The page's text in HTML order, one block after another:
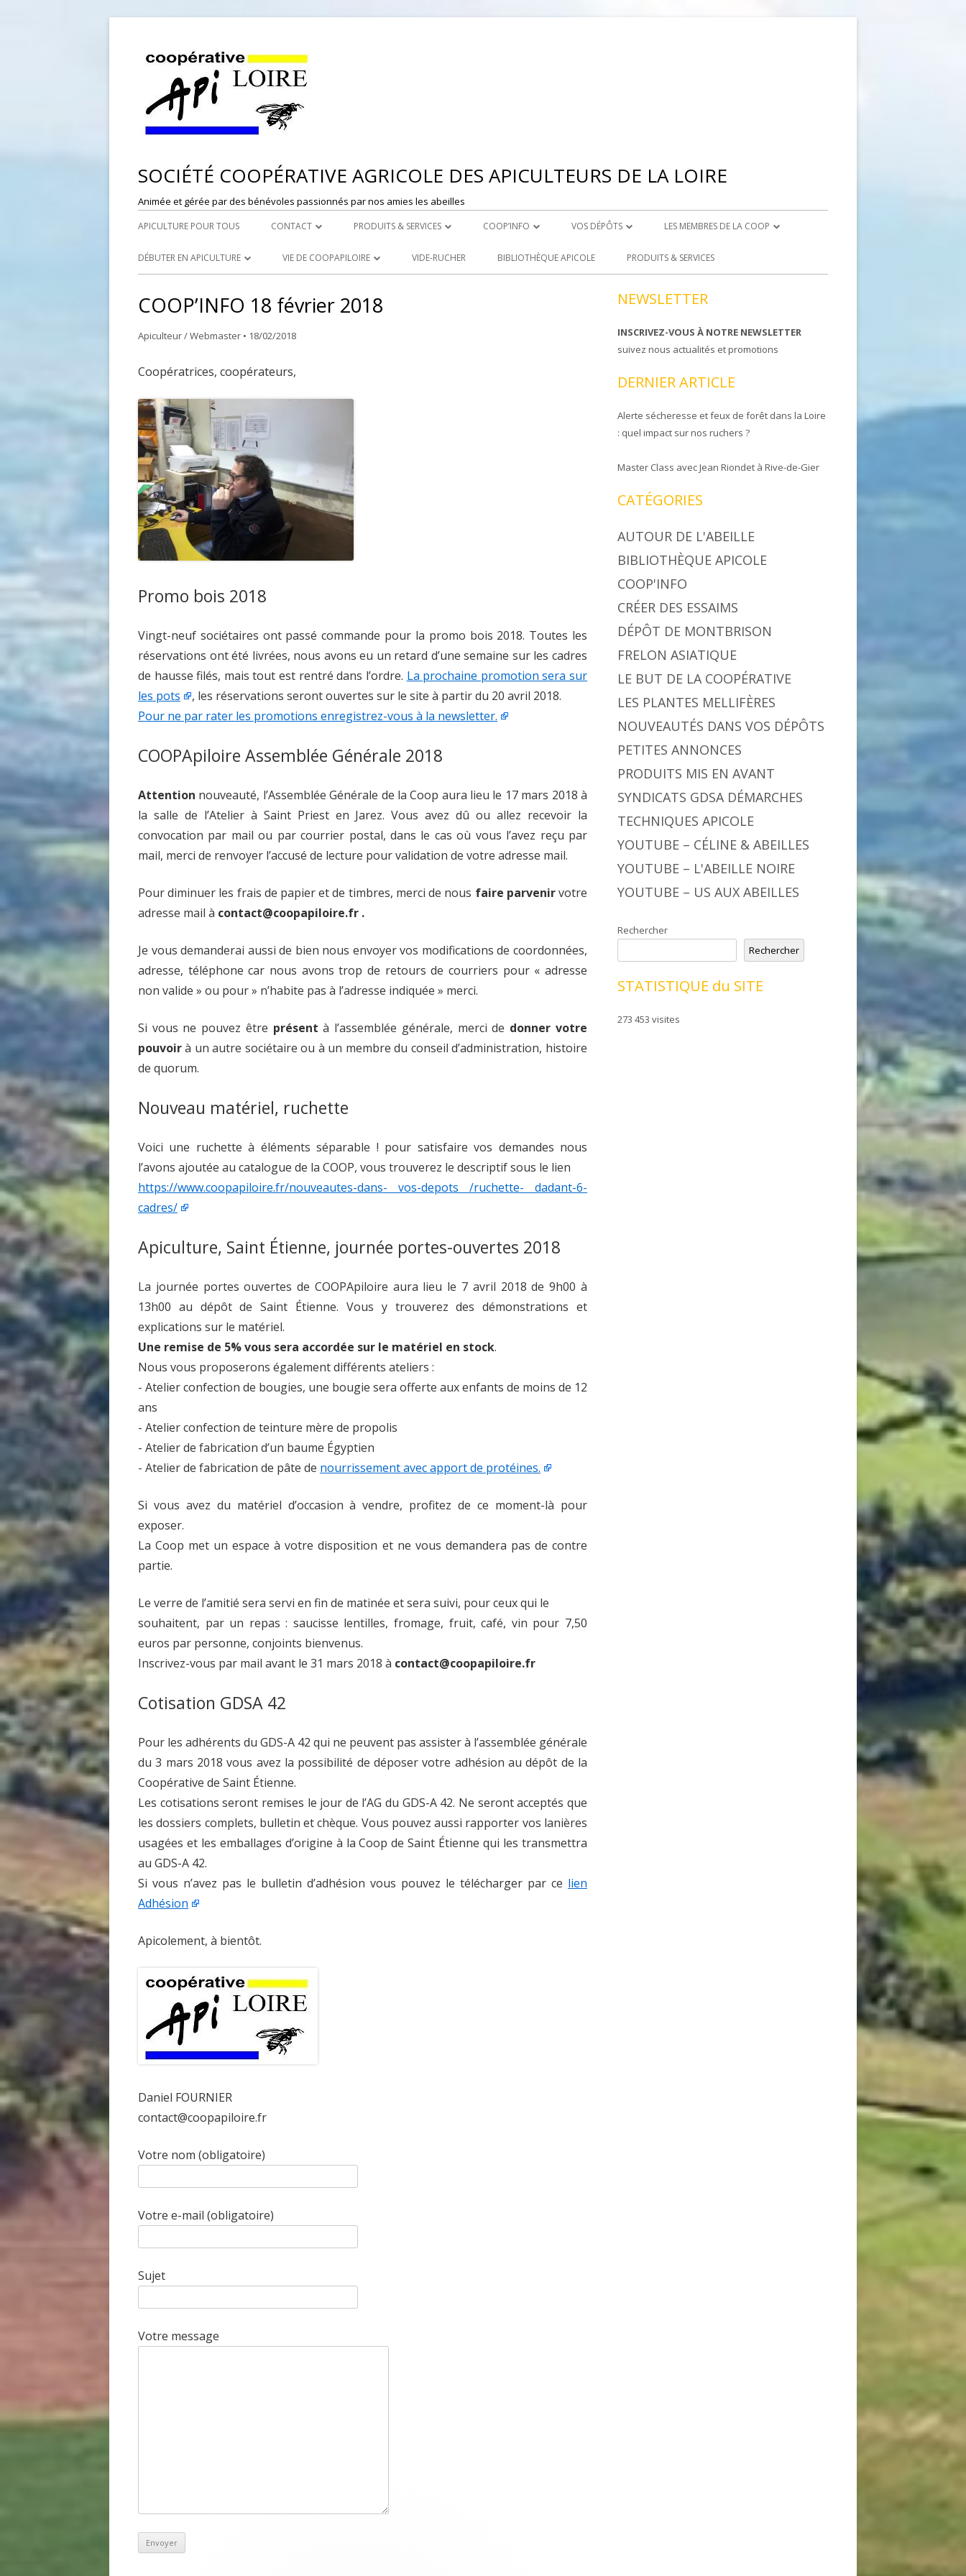
SOCIÉTÉ COOPÉRATIVE AGRICOLE DES APICULTEURS DE LA LOIRE
Animée et gérée par des bénévoles passionnés par nos amies les abeilles
APICULTURE POUR TOUS CONTACT
DÉPÔT DE MONTBRISON
PRODUITS & SERVICES
ROYAL CARE
COOP’INFO
DÉPOSER UNE ANNONCE
VOS DÉPÔTS
DEPOT DE ST ETIENNE
LES MEMBRES DE LA COOP
DEVENIR ADHÉRENT
DÉBUTER EN APICULTURE
MATÉRIEL POUR UNE PREMIÈRE
RUCHER ÉCOLE
ACHAT VENTE ABEILLES
VIE DE COOPAPILOIRE
ASSEMBLÉES GÉNÉRALES
VIDE-RUCHER BIBLIOTHÈQUE APICOLE PRODUITS & SERVICES
COOP’INFO 18 février 2018
Apiculteur / Webmaster • 18/02/2018
Coopératrices, coopérateurs,
Promo bois 2018
Vingt-neuf sociétaires ont passé commande pour la promo bois 2018. Toutes les
réservations ont été livrées, nous avons eu un retard d’une semaine sur les cadres
de hausse filés, mais tout est rentré dans l’ordre. La prochaine promotion sera sur
les pots
, les réservations seront ouvertes sur le site à partir du 20 avril 2018.
Pour ne par rater les promotions enregistrez-vous à la newsletter.
COOPApiloire Assemblée Générale 2018
Attention nouveauté, l’Assemblée Générale de la Coop aura lieu le 17 mars 2018 à
la salle de l’Atelier à Saint Priest en Jarez. Vous avez dû ou allez recevoir la
convocation par mail ou par courrier postal, dans le cas où vous l’avez reçu par
mail, merci de renvoyer l’accusé de lecture pour validation de votre adresse mail.
Pour diminuer les frais de papier et de timbres, merci de nous faire parvenirvotre
adresse mail à contact@coopapiloire.fr .
Je vous demanderai aussi de bien nous envoyer vos modifications de coordonnées,
adresse, téléphone car nous avons trop de retours de courriers pour « adresse
non valide » ou pour » n’habite pas à l’adresse indiquée » merci.
Si vous ne pouvez être présent à l’assemblée générale, merci de donner votre
pouvoirà un autre sociétaire ou à un membre du conseil d’administration, histoire
de quorum.
Nouveau matériel, ruchette
Voici une ruchette à éléments séparable ! pour satisfaire vos demandes nous
l’avons ajoutée au catalogue de la COOP, vous trouverez le descriptif sous le lien
https://www.coopapiloire.fr/nouveautes-dans- vos-depots /ruchette- dadant-6-
cadres/
Apiculture, Saint Étienne, journée portes-ouvertes 2018
La journée portes ouvertes de COOPApiloire aura lieu le 7 avril 2018 de 9h00 à
13h00 au dépôt de Saint Étienne. Vous y trouverez des démonstrations et
explications sur le matériel.
Une remise de 5% vous sera accordée sur le matériel en stock.
Nous vous proposerons également différents ateliers :
- Atelier confection de bougies, une bougie sera offerte aux enfants de moins de 12
ans
- Atelier confection de teinture mère de propolis
- Atelier de fabrication d’un baume Égyptien
- Atelier de fabrication de pâte de nourrissement avec apport de protéines.
Si vous avez du matériel d’occasion à vendre, profitez de ce moment-là pour
exposer.
La Coop met un espace à votre disposition et ne vous demandera pas de contre
partie.
Le verre de l’amitié sera servi en fin de matinée et sera suivi, pour ceux qui le
souhaitent, par un repas : saucisse lentilles, fromage, fruit, café, vin pour 7,50
euros par personne, conjoints bienvenus.
Inscrivez-vous par mail avant le 31 mars 2018 à contact@coopapiloire.fr
Cotisation GDSA 42
Pour les adhérents du GDS-A 42 qui ne peuvent pas assister à l’assemblée générale
du 3 mars 2018 vous avez la possibilité de déposer votre adhésion au dépôt de la
Coopérative de Saint Étienne.
Les cotisations seront remises le jour de l’AG du GDS-A 42. Ne seront acceptés que
les dossiers complets, bulletin et chèque. Vous pouvez aussi rapporter vos lanières
usagées et les emballages d’origine à la Coop de Saint Étienne qui les transmettra
au GDS-A 42.
Si vous n’avez pas le bulletin d’adhésion vous pouvez le télécharger par ce lien
Adhésion
Apicolement, à bientôt.
Daniel FOURNIER
contact@coopapiloire.fr
Votre nom (obligatoire)
Votre e-mail (obligatoire)
Sujet
Votre message
NEWSLETTER
INSCRIVEZ-VOUS À NOTRE NEWSLETTER
suivez nous actualités et promotions
DERNIER ARTICLE
Alerte sécheresse et feux de forêt dans la Loire
: quel impact sur nos ruchers ?
Master Class avec Jean Riondet à Rive-de-Gier
CATÉGORIES
AUTOUR DE L'ABEILLE
BIBLIOTHÈQUE APICOLE
COOP'INFO
CRÉER DES ESSAIMS
DÉPÔT DE MONTBRISON
FRELON ASIATIQUE
LE BUT DE LA COOPÉRATIVE
LES PLANTES MELLIFÈRES
NOUVEAUTÉS DANS VOS DÉPÔTS
PETITES ANNONCES
PRODUITS MIS EN AVANT
SYNDICATS GDSA DÉMARCHES
TECHNIQUES APICOLE
YOUTUBE – CÉLINE & ABEILLES
YOUTUBE – L'ABEILLE NOIRE
YOUTUBE – US AUX ABEILLES
Rechercher
Rechercher
STATISTIQUE du SITE
273 453 visites